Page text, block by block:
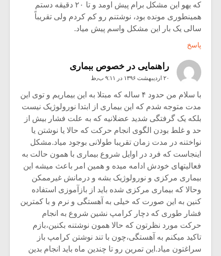
که یهو این مشکل برام پیش اومد و تا ۲۰ دقیقه دستم
همینطوری مونده بود، نوشتنم رو کم کردم ولی تقریباً
سالی یک بار این مشکل واسم پیش میاد.
پاسخ
راهنمایی در خصوص ببماری
۲۰ اردیبهشت ۱۳۹۶ در ۹:۱۱ ب٫ظ
با سلام من حدود ۴ ساله که مبتلا به این بیماریم و توی این
مدت متوجه شدم که این بیماری از ابتدا نورولوژیک نیست
بلکه یک گرفتگی شدید عضلانیه که به علت فشار بیش از
حد و غلط بودن الگوی انجام حرکت که حالا یا نوشتن یا
نواختنه در مدت زمان تقریبا طولانی بوجود میاد.مشکل
اینجاست که فرد در اوایل شروع بیماری با همون حالت به
فعالیتهای خودش ادامه میده و همین امر باعث میشه این
بیماری مرکزی و نورولوژیک بشه و درمانش غیرممکن
وحالا که بیماری مرکزی شده باید از بازآموزی استفاده
کنین به این صورت که خیلی به آهستگی و نرم و با کمترین
فشار طوری که دچار کرامپ نشین شروع به انجام
حرکت مورد نظرتون که حالا همون نوشتنه بکنین،بازم
تاکید میکنم به آهستگی،چون با تند نوشتن کرامپ باز
سراغتون میاد.این تمرین رو تا چندین ماه باید انجام بدین